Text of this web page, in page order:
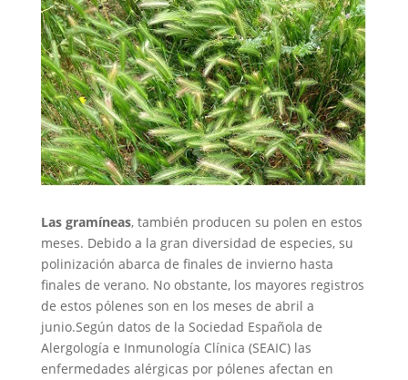
Las gramíneas, también producen su polen en estos
meses. Debido a la gran diversidad de especies, su
polinización abarca de finales de invierno hasta
finales de verano. No obstante, los mayores registros
de estos pólenes son en los meses de abril a
junio.Según datos de la Sociedad Española de
Alergología e Inmunología Clínica (SEAIC) las
enfermedades alérgicas por pólenes afectan en